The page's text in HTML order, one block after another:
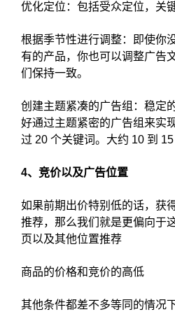
优化定位：包括受众定位，关
根据季节性进行调整：即使你
有的产品，你也可以调整广告
们保持一致。
创建主题紧凑的广告组：稳定
好通过主题紧密的广告组来实
过 20 个关键词。大约 10 到 15
4、竞价以及广告位置
如果前期出价特别低的话，获
推荐，那么我们就是更偏向于
页以及其他位置推荐
商品的价格和竞价的高低
其他条件都差不多等同的情况